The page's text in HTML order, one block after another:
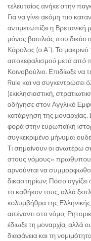
τελευταίος ανήκε στην
Για να γίνει ακόμη πιο
αντιμετωπίζει η
μόνος βασιλιάς που
Κάρολος (ο Α΄). Το
αποκεφαλισμού μετά από
Κοινοβούλιο. Επιδίωξε να
Rule και να συγκεντρώσει
(εκκλησιαστική,
οδήγησε στον Αγγλικό
κατάργηση της μοναρχίας.
φορά στην ευρωπαϊκή
συγκεκριμένο μήνυμα:
Τι σημαίνουν οι ανωτέρω
στους νόμους»
αρνούνται να
δικαστηρίων; Πόσο
το καθήκον τους, αλλά
κολυμβήθρα της
απέναντι στο νόμο;
έδιωξε τη μοναρχία, αλλά
διαφάνεια και τη